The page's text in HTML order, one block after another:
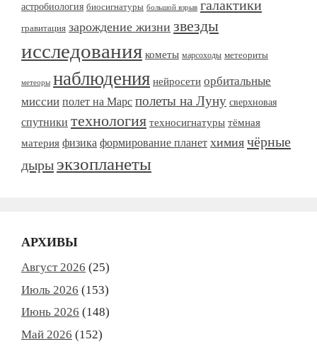
астробиология биосигнатуры большой взрыв галактики
гравитация зарождение жизни звезды
исследования кометы марсоходы метеориты
метеоры наблюдения нейросети орбитальные
миссии полет на Марс полеты на Луну сверхновая
спутники технология техносигнатуры тёмная
материя физика формирование планет химия чёрные
дыры экзопланеты
АРХИВЫ
Август 2026 (25)
Июль 2026 (153)
Июнь 2026 (148)
Май 2026 (152)